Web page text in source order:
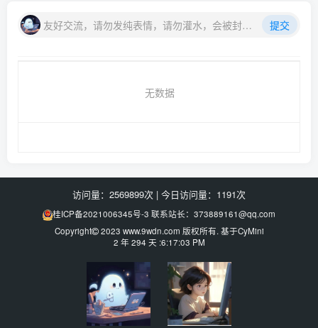
友好交流，请勿发纯表情，请勿灌水，会被封号喔 提交
无数据
访问量：2569899次 | 今日访问量：1191次
桂ICP备2021006345号-3 联系站长：373889161@qq.com
Copyright
2023 www.9wdn.com 版权所有. 基于CyMini
2 年 294 天 :6:17:03 PM